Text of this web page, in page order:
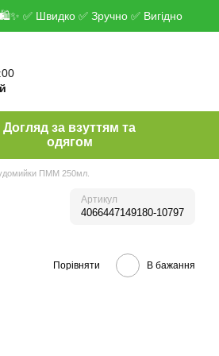
✅ Швидко ✅ Зручно ✅ Вигідно
Догляд за взуттям та
одягом
ПММ 250мл.
Артикул
4066447149180-10797
Порівняти В бажання